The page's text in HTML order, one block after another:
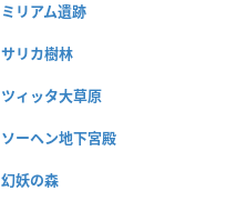
ミリアム遺跡
サリカ樹林
ツィッタ大草原
ソーヘン地下宮殿
幻妖の森